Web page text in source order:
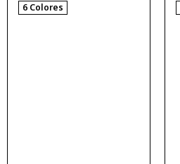
6 Colores